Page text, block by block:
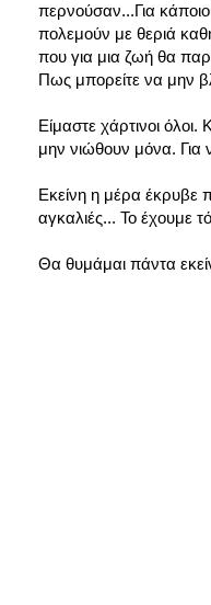
περνούσαν...Για
πολεμούν με θεριά
που για μια ζωή θα
Πως μπορείτε να μην
Είμαστε χάρτινοι
μην νιώθουν μόνα. Για
Εκείνη η μέρα έκρυβε
αγκαλιές... Το έχουμε
Θα θυμάμαι πάντα